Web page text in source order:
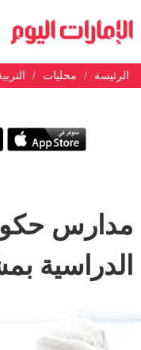
الرئيسة محليات
مدارس
الدراسية